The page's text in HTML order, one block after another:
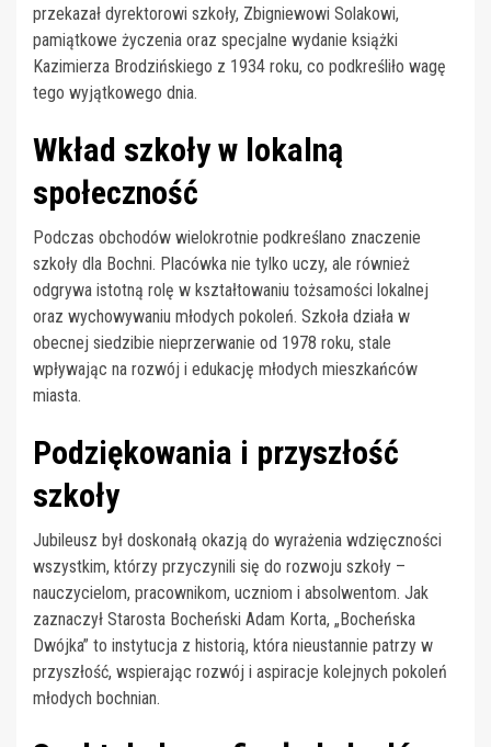
przekazał dyrektorowi szkoły, Zbigniewowi Solakowi,
pamiątkowe życzenia oraz specjalne wydanie książki
Kazimierza Brodzińskiego z 1934 roku, co podkreśliło wagę
tego wyjątkowego dnia.
Wkład szkoły w lokalną
społeczność
Podczas obchodów wielokrotnie podkreślano znaczenie
szkoły dla Bochni. Placówka nie tylko uczy, ale również
odgrywa istotną rolę w kształtowaniu tożsamości lokalnej
oraz wychowywaniu młodych pokoleń. Szkoła działa w
obecnej siedzibie nieprzerwanie od 1978 roku, stale
wpływając na rozwój i edukację młodych mieszkańców
miasta.
Podziękowania i przyszłość
szkoły
Jubileusz był doskonałą okazją do wyrażenia wdzięczności
wszystkim, którzy przyczynili się do rozwoju szkoły –
nauczycielom, pracownikom, uczniom i absolwentom. Jak
zaznaczył Starosta Bocheński Adam Korta, „Bocheńska
Dwójka” to instytucja z historią, która nieustannie patrzy w
przyszłość, wspierając rozwój i aspiracje kolejnych pokoleń
młodych bochnian.